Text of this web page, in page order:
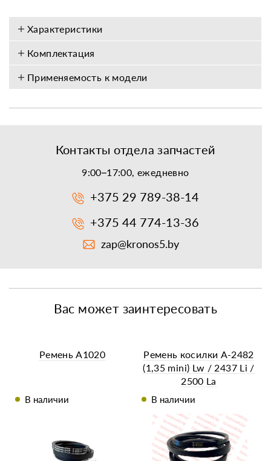
Характеристики
Комплектация
Применяемость к модели
Контакты отдела запчастей
9:00–17:00, ежедневно
+375 29 789-38-14
+375 44 774-13-36
zap@kronos5.by
Вас может заинтересовать
Ремень А1020
В наличии
Ремень косилки A-2482
(1,35 mini) Lw / 2437 Li /
2500 La
В наличии